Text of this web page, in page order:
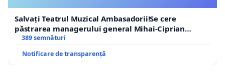
Salvați Teatrul Muzical Ambasadorii!Se cere
păstrarea managerului general Mihai-Ciprian
ROGOJAN
389 semnături
Notificare de transparență